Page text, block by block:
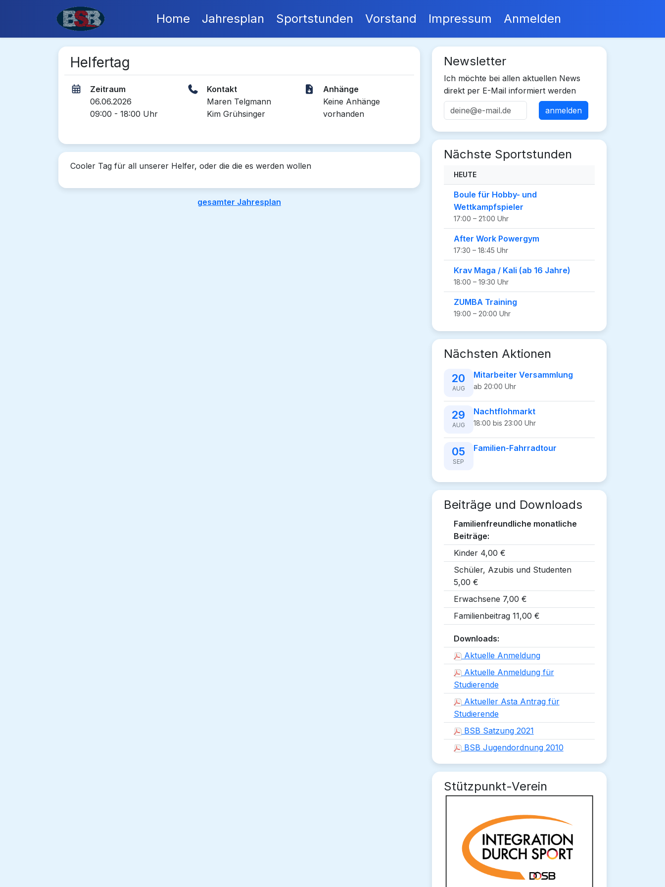
Home Jahresplan Sportstunden Vorstand Impressum Anmelden
Helfertag
Zeitraum
06.06.2026
09:00 - 18:00 Uhr
Kontakt
Maren Telgmann
Kim Grühsinger
Anhänge
Keine Anhänge
vorhanden
Cooler Tag für all unserer Helfer, oder die die es werden wollen
gesamter Jahresplan
Newsletter
Ich möchte bei allen aktuellen News
direkt per E-Mail informiert werden
Nächste Sportstunden
HEUTE
Boule für Hobby- und
Wettkampfspieler
17:00 – 21:00 Uhr
After Work Powergym
17:30 – 18:45 Uhr
Krav Maga / Kali (ab 16 Jahre)
18:00 – 19:30 Uhr
ZUMBA Training
19:00 – 20:00 Uhr
Nächsten Aktionen
20
AUG
Mitarbeiter Versammlung
ab 20:00 Uhr
29
AUG
Nachtflohmarkt
18:00 bis 23:00 Uhr
05
SEP
Familien-Fahrradtour
Beiträge und Downloads
Familienfreundliche monatliche
Beiträge:
Kinder 4,00 €
Schüler, Azubis und Studenten
5,00 €
Erwachsene 7,00 €
Familienbeitrag 11,00 €
Downloads:
Aktuelle Anmeldung
Aktuelle Anmeldung für
Studierende
Aktueller Asta Antrag für
Studierende
BSB Satzung 2021
BSB Jugendordnung 2010
Stützpunkt-Verein